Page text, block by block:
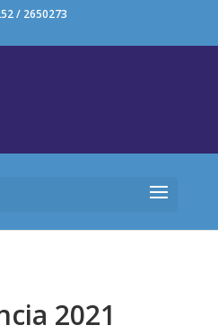
/ 2650273
2021